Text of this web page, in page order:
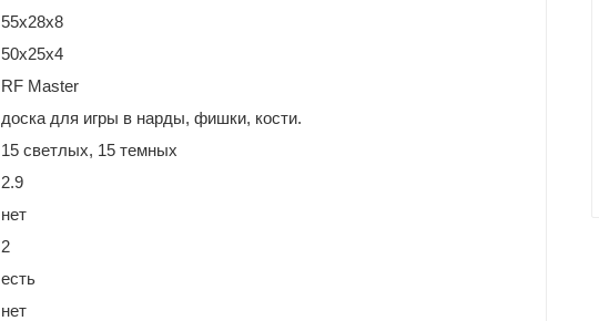
55х28х8
50х25х4
RF Master
доска для игры в нарды, фишки, кости.
15 светлых, 15 темных
2.9
нет
2
есть
нет